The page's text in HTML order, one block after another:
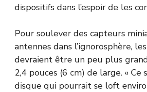
dispositifs dans l’espoir de les
Pour soulever des capteurs
antennes dans l’ignorosphère,
devraient être un peu plus
2,4 pouces (6 cm) de large. « Ce
disque qui pourrait se loft